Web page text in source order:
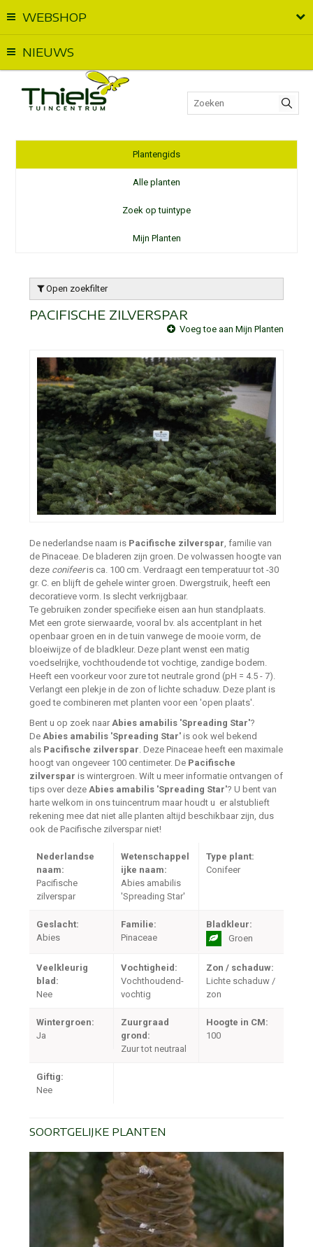
WEBSHOP
NIEUWS
Plantengids
Alle planten
Zoek op tuintype
Mijn Planten
Open zoekfilter
PACIFISCHE ZILVERSPAR
Voeg toe aan Mijn Planten
De nederlandse naam is Pacifische zilverspar , familie van
de Pinaceae. De bladeren zijn groen. De volwassen hoogte van
deze conifeeris ca. 100 cm. Verdraagt een temperatuur tot -30
gr. C. en blijft de gehele winter groen. Dwergstruik, heeft een
decoratieve vorm. Is slecht verkrijgbaar.
Te gebruiken zonder specifieke eisen aan hun standplaats.
Met een grote sierwaarde, vooral bv. als accentplant in het
openbaar groen en in de tuin vanwege de mooie vorm, de
bloeiwijze of de bladkleur. Deze plant wenst een matig
voedselrijke, vochthoudende tot vochtige, zandige bodem.
Heeft een voorkeur voor zure tot neutrale grond (pH = 4.5 - 7).
Verlangt een plekje in de zon of lichte schaduw. Deze plant is
goed te combineren met planten voor een 'open plaats'.
Bent u op zoek naar Abies amabilis 'Spreading Star'?
De Abies amabilis 'Spreading Star' is ook wel bekend
als Pacifische zilverspar . Deze Pinaceae heeft een maximale
hoogt van ongeveer 100 centimeter. De Pacifische
zilverspar is wintergroen. Wilt u meer informatie ontvangen of
tips over deze Abies amabilis 'Spreading Star'? U bent van
harte welkom in ons tuincentrum maar houdt u er alstublieft
rekening mee dat niet alle planten altijd beschikbaar zijn, dus
ook de Pacifische zilverspar niet!
Nederlandse
naam:
Pacifische
zilverspar
Wetenschappel
ijke naam:
Abies amabilis
'Spreading Star'
Type plant:
Conifeer
Geslacht:
Abies
Familie:
Pinaceae
Bladkleur:
Groen
Veelkleurig
blad:
Nee
Vochtigheid:
Vochthoudend-
vochtig
Zon / schaduw:
Lichte schaduw /
zon
Wintergroen:
Ja
Zuurgraad
grond:
Zuur tot neutraal
Hoogte in CM:
100
Giftig:
Nee
SOORTGELIJKE PLANTEN